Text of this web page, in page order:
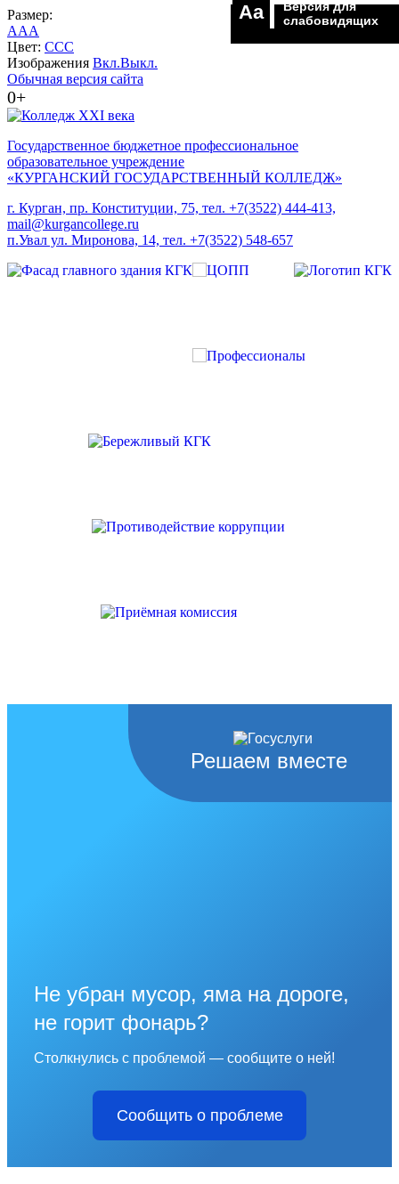
Размер:
AAA
Цвет: CCC
Изображения Вкл.Выкл.
Обычная версия сайта
0+
Aa
Версия для
слабовидящих
Государственное бюджетное профессиональное
образовательное учреждение
«КУРГАНСКИЙ ГОСУДАРСТВЕННЫЙ КОЛЛЕДЖ»
г. Курган, пр. Конституции, 75, тел. +7(3522) 444-413,
mail@kurgancollege.ru
п.Увал ул. Миронова, 14, тел. +7(3522) 548-657
Решаем вместе
Не убран мусор, яма на дороге,
не горит фонарь?
Столкнулись с проблемой — сообщите о ней!
Сообщить о проблеме